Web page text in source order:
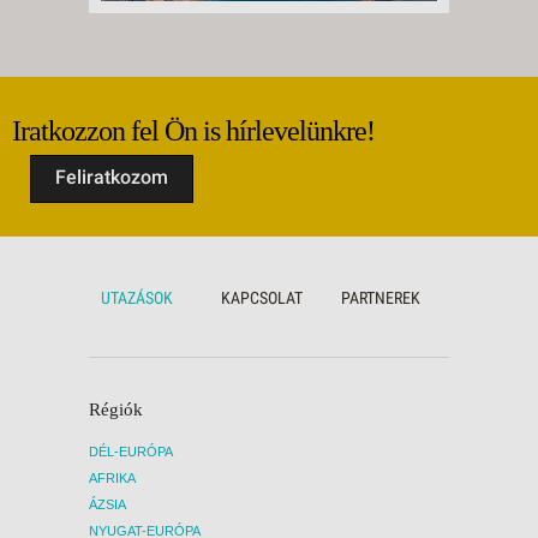
Iratkozzon fel Ön is hírlevelünkre!
Feliratkozom
UTAZÁSOK KAPCSOLAT PARTNEREK
Régiók
DÉL-EURÓPA
AFRIKA
ÁZSIA
NYUGAT-EURÓPA